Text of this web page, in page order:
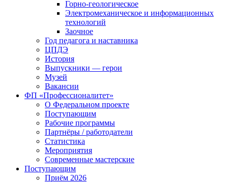
Горно-геологическое
Электромеханическое и информационных
технологий
Заочное
Год педагога и наставника
ЦПДЭ
История
Выпускники — герои
Музей
Вакансии
ФП «Профессионалитет»
О Федеральном проекте
Поступающим
Рабочие программы
Партнёры / работодатели
Статистика
Мероприятия
Современные мастерские
Поступающим
Приём 2026